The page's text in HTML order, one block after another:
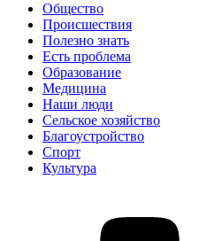
Общество
Происшествия
Полезно знать
Есть проблема
Образование
Медицина
Наши люди
Сельское хозяйство
Благоустройство
Спорт
Культура